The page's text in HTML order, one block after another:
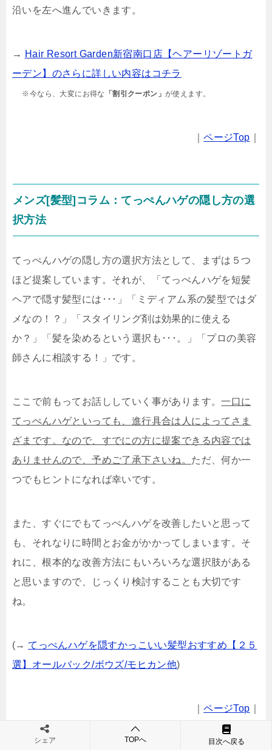
沿いを左へ進んでいきます。
→ Hair Resort Garden新宿南口店【ヘアーリゾートガ
ーデン】のさらに詳しい内容はコチラ
※今なら、大変にお得な 「割引クーポン」が使えます。
｜ページTop
メンズ[髪型]コラム：てっぺんハゲの隠し方の選
択方法
てっぺんハゲの隠し方の選択方法として、まずは５つ
ほど提案しています。それが、「てっぺんハゲを短髪
ヘアで隠す髪型には･･･」「ミディアム系の髪型ではダ
メなの！？」「スタイリング剤は効果的に使える
か？」「髪を染めるという選択も･･･。」「プロの美容
師さんに相談する！」です。
ここで前もってお話ししていく事があります。一口に
てっぺんハゲといっても、進行具合は人によってさま
ざまです。なので、すでにの方に提案できる内容では
ありませんので、予めご了承下さいね。 ただ、何か一
つでもヒントになれば幸いです。
また、すぐにでもてっぺんハゲを改善したいと思って
も、それなりに時間とお金がかかってしまいます。そ
れに、根本的な改善方法にもいろいろな選択肢がある
と思いますので、じっくり検討することも大切です
ね。
(→てっぺんハゲを隠すかっこいい髪型おすすめ【２５
選】オールバック/ボウズ/モヒカン他)
｜ページTop
シェア TOPへ 目次へ戻る